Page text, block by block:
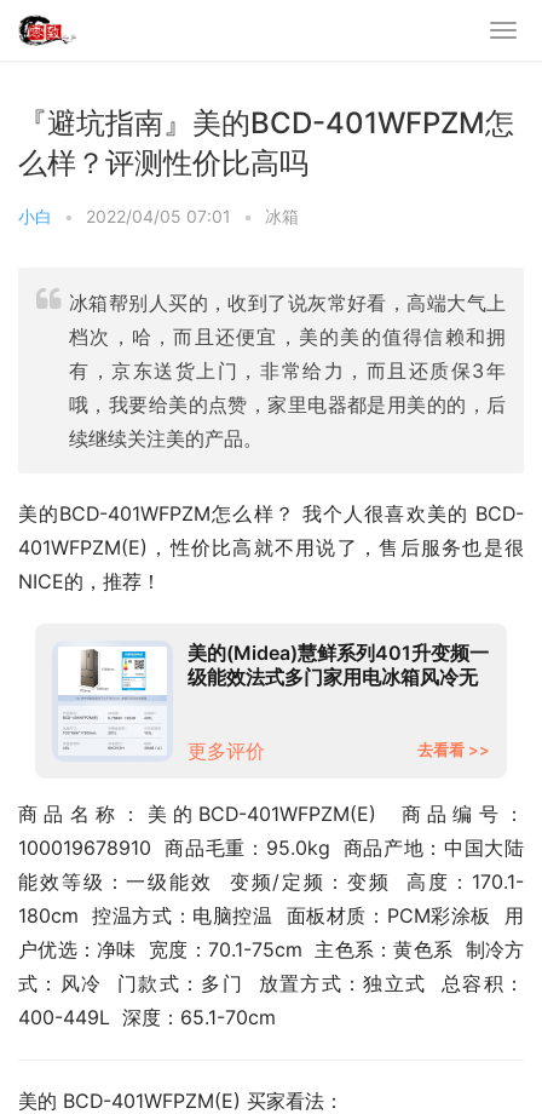
『避坑指南』美的BCD-401WFPZM怎
么样？评测性价比高吗
小白 • 2022/04/05 07:01 • 冰箱
冰箱帮别人买的，收到了说灰常好看，高端大气上
档次，哈，而且还便宜，美的美的值得信赖和拥
有，京东送货上门，非常给力，而且还质保3年
哦，我要给美的点赞，家里电器都是用美的的，后
续继续关注美的产品。
美的BCD-401WFPZM怎么样？ 我个人很喜欢美的 BCD-
401WFPZM(E)，性价比高就不用说了，售后服务也是很
NICE的，推荐！
美的(Midea)慧鲜系列401升变频一
级能效法式多门家用电冰箱风冷无
更多评价 去看看 >>
商品名称：美的BCD-401WFPZM(E)  商品编号：
100019678910  商品毛重：95.0kg  商品产地：中国大陆
能效等级：一级能效  变频/定频：变频  高度：170.1-
180cm  控温方式：电脑控温  面板材质：PCM彩涂板  用
户优选：净味  宽度：70.1-75cm  主色系：黄色系  制冷方
式：风冷  门款式：多门  放置方式：独立式  总容积：
400-449L  深度：65.1-70cm
美的 BCD-401WFPZM(E) 买家看法：